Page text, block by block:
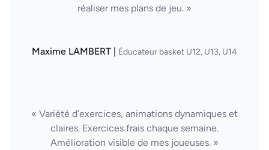
réaliser mes plans de jeu. »
Maxime LAMBERT | Éducateur basket U12, U13, U14
« Variété d’exercices, animations dynamiques et
claires. Exercices frais chaque semaine.
Amélioration visible de mes joueuses. »